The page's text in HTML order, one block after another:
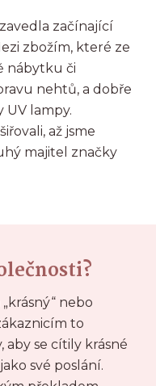
začínající
zbožím, které ze
nábytku či
nehtů, a dobře
UV lampy.
až jsme
majitel značky
nebo
to
se cítily krásné
své poslání.